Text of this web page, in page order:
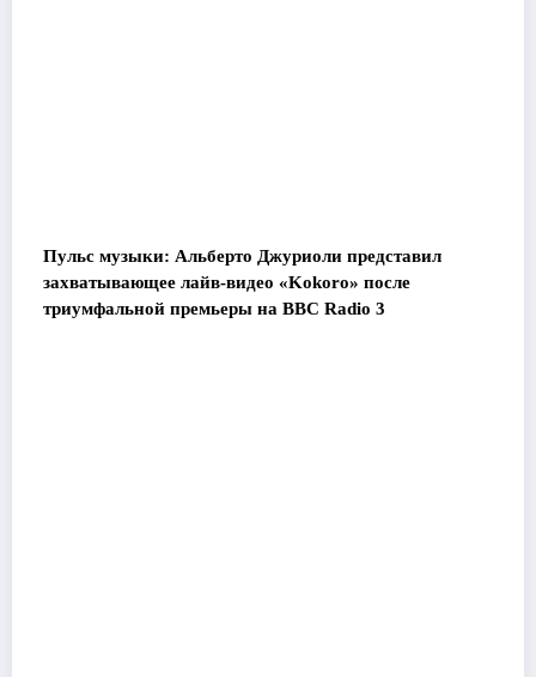
Пульс музыки: Альберто Джуриоли представил
захватывающее лайв-видео «Kokoro» после
триумфальной премьеры на BBC Radio 3